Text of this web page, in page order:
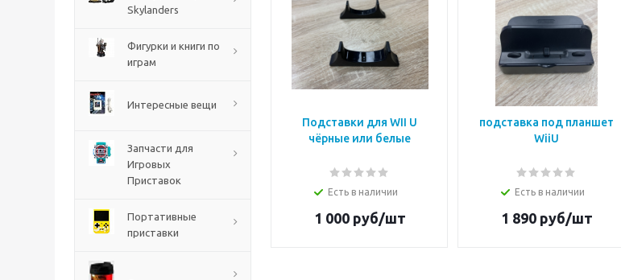
Skylanders
Фигурки и книги по
играм
Интересные вещи
Запчасти для
Игровых
Приставок
Портативные
приставки
Подставки для WII U
чёрные или белые
Есть в наличии
1 000руб/шт
подставка под планшет
WiiU
Есть в наличии
1 890руб/шт